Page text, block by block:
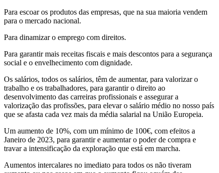
Para escoar os produtos das empresas, que na sua maioria vendem
para o mercado nacional.
Para dinamizar o emprego com direitos.
Para garantir mais receitas fiscais e mais descontos para a segurança
social e o envelhecimento com dignidade.
Os salários, todos os salários, têm de aumentar, para valorizar o
trabalho e os trabalhadores, para garantir o direito ao
desenvolvimento das carreiras profissionais e assegurar a
valorização das profissões, para elevar o salário médio no nosso país
que se afasta cada vez mais da média salarial na União Europeia.
Um aumento de 10%, com um mínimo de 100€, com efeitos a
Janeiro de 2023, para garantir e aumentar o poder de compra e
travar a intensificação da exploração que está em marcha.
Aumentos intercalares no imediato para todos os não tiveram